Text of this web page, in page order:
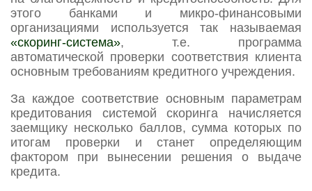
этого банками и микро-финансовыми
организациями используется так называемая
«скоринг-система», т.е. программа
автоматической проверки соответствия клиента
основным требованиям кредитного учреждения.
За каждое соответствие основным параметрам
кредитования системой скоринга начисляется
заемщику несколько баллов, сумма которых по
итогам проверки и станет определяющим
фактором при вынесении решения о выдаче
кредита.